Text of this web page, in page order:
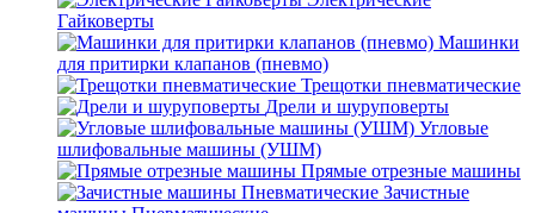
Гайковерты
Машинки
для притирки клапанов (пневмо)
Трещотки пневматические
Дрели и шуруповерты
Угловые
шлифовальные машины (УШМ)
Прямые отрезные машины
Зачистные